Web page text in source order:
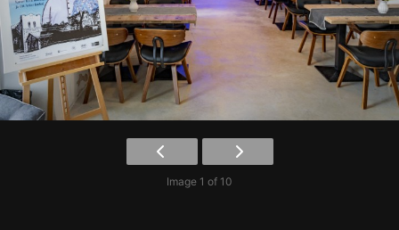
Image 1 of 10